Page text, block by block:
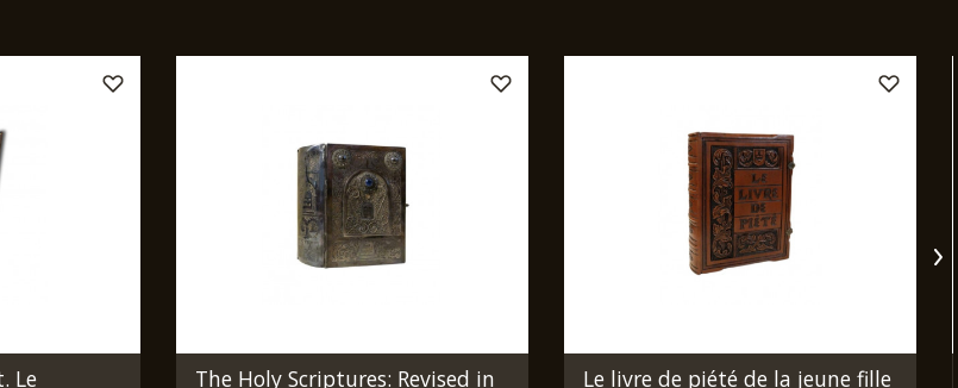
Le
The Holy Scriptures: Revised in
Le livre de piété de la jeune fille